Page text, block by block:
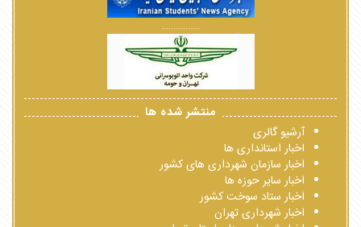
................
منتشر شده ها
آرشیو گالری
اخبار استانداری ها
اخبار سازمان شهرداری های کشور
اخبار سایر حوزه ها
اخبار ستاد سوخت کشور
اخبار شهرداری تهران